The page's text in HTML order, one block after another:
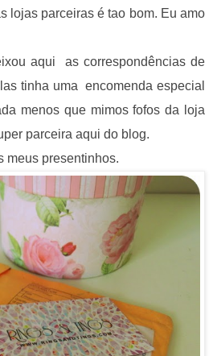
lojas parceiras é tao bom. Eu amo
aqui as correspondências de
tinha uma encomenda especial
menos que mimos fofos da loja
parceira aqui do blog.
meus presentinhos.